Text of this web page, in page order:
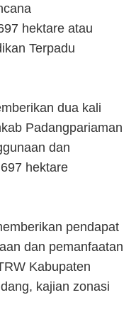
hektare atau
Terpadu
dua kali
Padangpariaman
dan
hektare
pendapat
dan pemanfaatan
Kabupaten
kajian zonasi